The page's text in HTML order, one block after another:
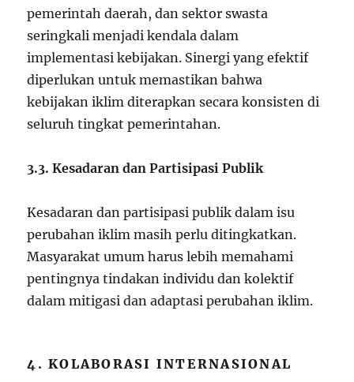
pemerintah daerah, dan sektor swasta
seringkali menjadi kendala dalam
implementasi kebijakan. Sinergi yang efektif
diperlukan untuk memastikan bahwa
kebijakan iklim diterapkan secara konsisten di
seluruh tingkat pemerintahan.
3.3. Kesadaran dan Partisipasi Publik
Kesadaran dan partisipasi publik dalam isu
perubahan iklim masih perlu ditingkatkan.
Masyarakat umum harus lebih memahami
pentingnya tindakan individu dan kolektif
dalam mitigasi dan adaptasi perubahan iklim.
4. KOLABORASI INTERNASIONAL